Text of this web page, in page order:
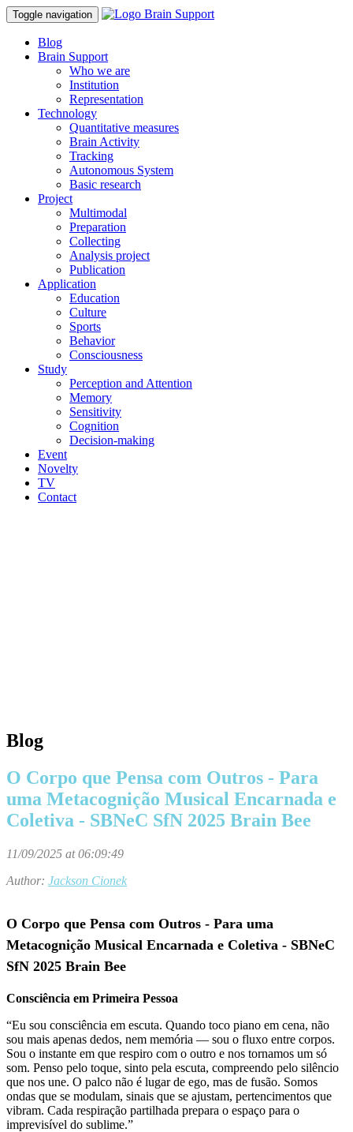
Toggle navigation
Blog
Brain Support
Who we are
Institution
Representation
Technology
Quantitative measures
Brain Activity
Tracking
Autonomous System
Basic research
Project
Multimodal
Preparation
Collecting
Analysis project
Publication
Application
Education
Culture
Sports
Behavior
Consciousness
Study
Perception and Attention
Memory
Sensitivity
Cognition
Decision-making
Event
Novelty
TV
Contact
Blog
O Corpo que Pensa com Outros - Para
uma Metacognição Musical Encarnada e
Coletiva - SBNeC SfN 2025 Brain Bee
11/09/2025 at 06:09:49
Author: Jackson Cionek
O Corpo que Pensa com Outros - Para uma
Metacognição Musical Encarnada e Coletiva - SBNeC
SfN 2025 Brain Bee
Consciência em Primeira Pessoa
“Eu sou consciência em escuta. Quando toco piano em cena, não
sou mais apenas dedos, nem memória — sou o fluxo entre corpos.
Sou o instante em que respiro com o outro e nos tornamos um só
som. Penso pelo toque, sinto pela escuta, compreendo pelo silêncio
que nos une. O palco não é lugar de ego, mas de fusão. Somos
ondas que se modulam, sinais que se ajustam, pertencimentos que
vibram. Cada respiração partilhada prepara o espaço para o
imprevisível do sublime.”